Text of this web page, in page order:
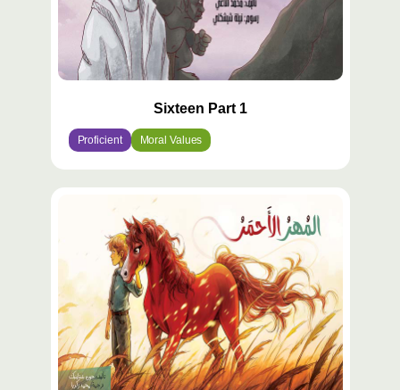
Sixteen Part 1
Proficient Moral Values